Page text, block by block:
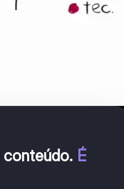
conteúdo. É